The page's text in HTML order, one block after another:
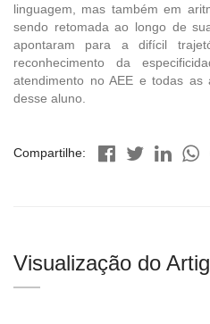
linguagem, mas também em
sendo retomada ao longo de
apontaram para a difícil
reconhecimento da
atendimento no AEE e todas
desse aluno.
Compartilhe:
Visualização do